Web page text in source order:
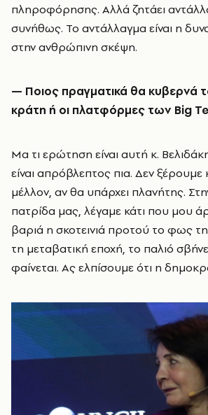
πληροφόρησης. Αλλά ζητάει
συνήθως. Το αντάλλαγμα είναι η
στην ανθρώπινη σκέψη.
— Ποιος πραγματικά θα κυβερνά
κράτη ή οι πλατφόρμες των Big
Μα τι ερώτηση είναι αυτή κ.
είναι απρόβλεπτος πια. Δεν ξέρουμε
μέλλον, αν θα υπάρχει πλανήτης.
πατρίδα μας, λέγαμε κάτι που μου
βαριά η σκοτεινιά προτού το φως
τη μεταβατική εποχή, το παλιό
φαίνεται. Ας ελπίσουμε ότι η